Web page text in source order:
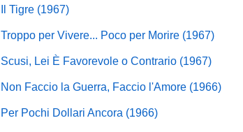
Il Tigre (1967)
Troppo per Vivere... Poco per Morire (1967)
Scusi, Lei È Favorevole o Contrario (1967)
Non Faccio la Guerra, Faccio l'Amore (1966)
Per Pochi Dollari Ancora (1966)